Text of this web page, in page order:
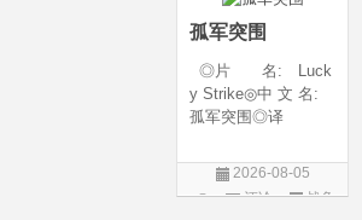
6-07-24(澳大利亚)
孤军突围
◎片 名: Luck
y Strike◎中 文 名:
孤军突围◎译
年 代: 2026◎
产 地: 美国◎
2026-08-05
评论
战争